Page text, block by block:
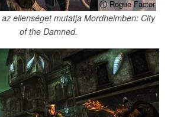
ⓘ Rogue Factor
ellenséget mutatja Mordheimben: City
of the Damned.